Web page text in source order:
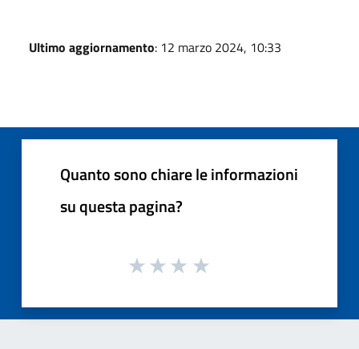
Ultimo aggiornamento: 12 marzo 2024, 10:33
Quanto sono chiare le informazioni
su questa pagina?